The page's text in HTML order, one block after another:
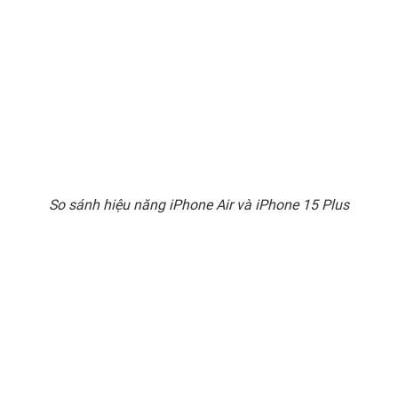
So sánh hiệu năng iPhone Air và iPhone 15 Plus